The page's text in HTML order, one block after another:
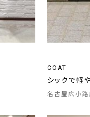
COAT
シックで軽
名古屋広小路